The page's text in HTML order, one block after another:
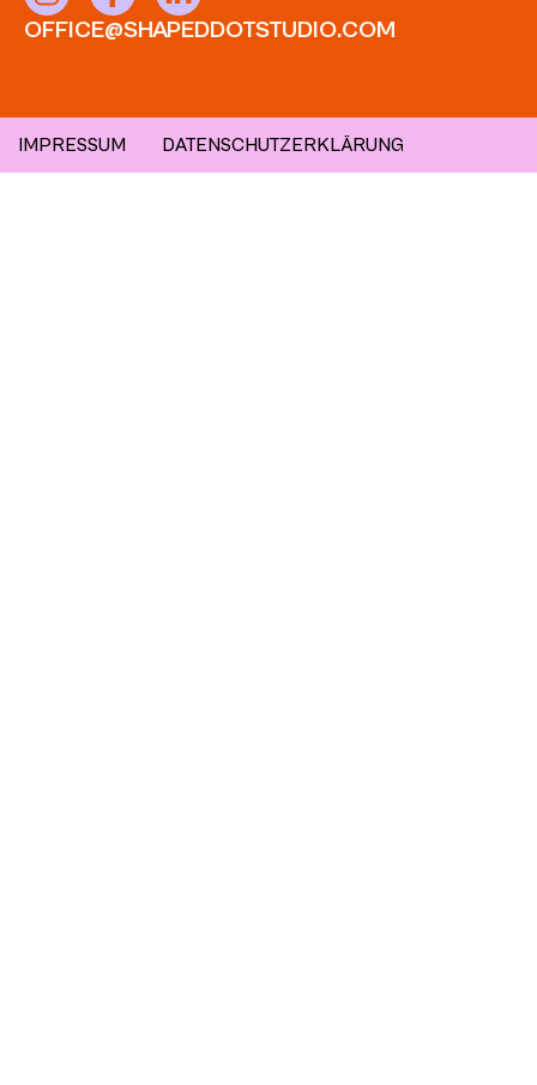
OFFICE@SHAPEDDOTSTUDIO.COM
IMPRESSUM DATENSCHUTZERKLÄRUNG